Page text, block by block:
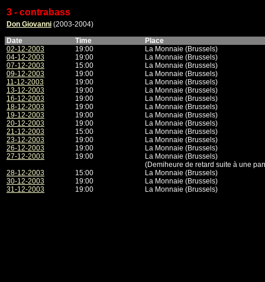
3 - contrabass
Don Giovanni (2003-2004)
Date
Time
Place
02-12-2003
19:00
La Monnaie (Brussels)
04-12-2003
19:00
La Monnaie (Brussels)
07-12-2003
15:00
La Monnaie (Brussels)
09-12-2003
19:00
La Monnaie (Brussels)
11-12-2003
19:00
La Monnaie (Brussels)
13-12-2003
19:00
La Monnaie (Brussels)
16-12-2003
19:00
La Monnaie (Brussels)
18-12-2003
19:00
La Monnaie (Brussels)
19-12-2003
19:00
La Monnaie (Brussels)
20-12-2003
19:00
La Monnaie (Brussels)
21-12-2003
15:00
La Monnaie (Brussels)
23-12-2003
19:00
La Monnaie (Brussels)
26-12-2003
19:00
La Monnaie (Brussels)
27-12-2003
19:00
La Monnaie (Brussels)
(Demiheure de retard suite à une
28-12-2003
15:00
La Monnaie (Brussels)
30-12-2003
19:00
La Monnaie (Brussels)
31-12-2003
19:00 La Monnaie (Brussels)